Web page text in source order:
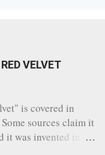
VELVET
is covered in
sources claim it
it was invented in